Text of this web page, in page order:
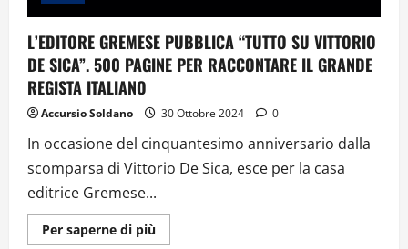
L’EDITORE GREMESE PUBBLICA “TUTTO SU VITTORIO
DE SICA”. 500 PAGINE PER RACCONTARE IL GRANDE
REGISTA ITALIANO
Accursio Soldano 30 Ottobre 2024 0
In occasione del cinquantesimo anniversario dalla
scomparsa di Vittorio De Sica, esce per la casa
editrice Gremese...
Per saperne di piùUlteriori
informazioni